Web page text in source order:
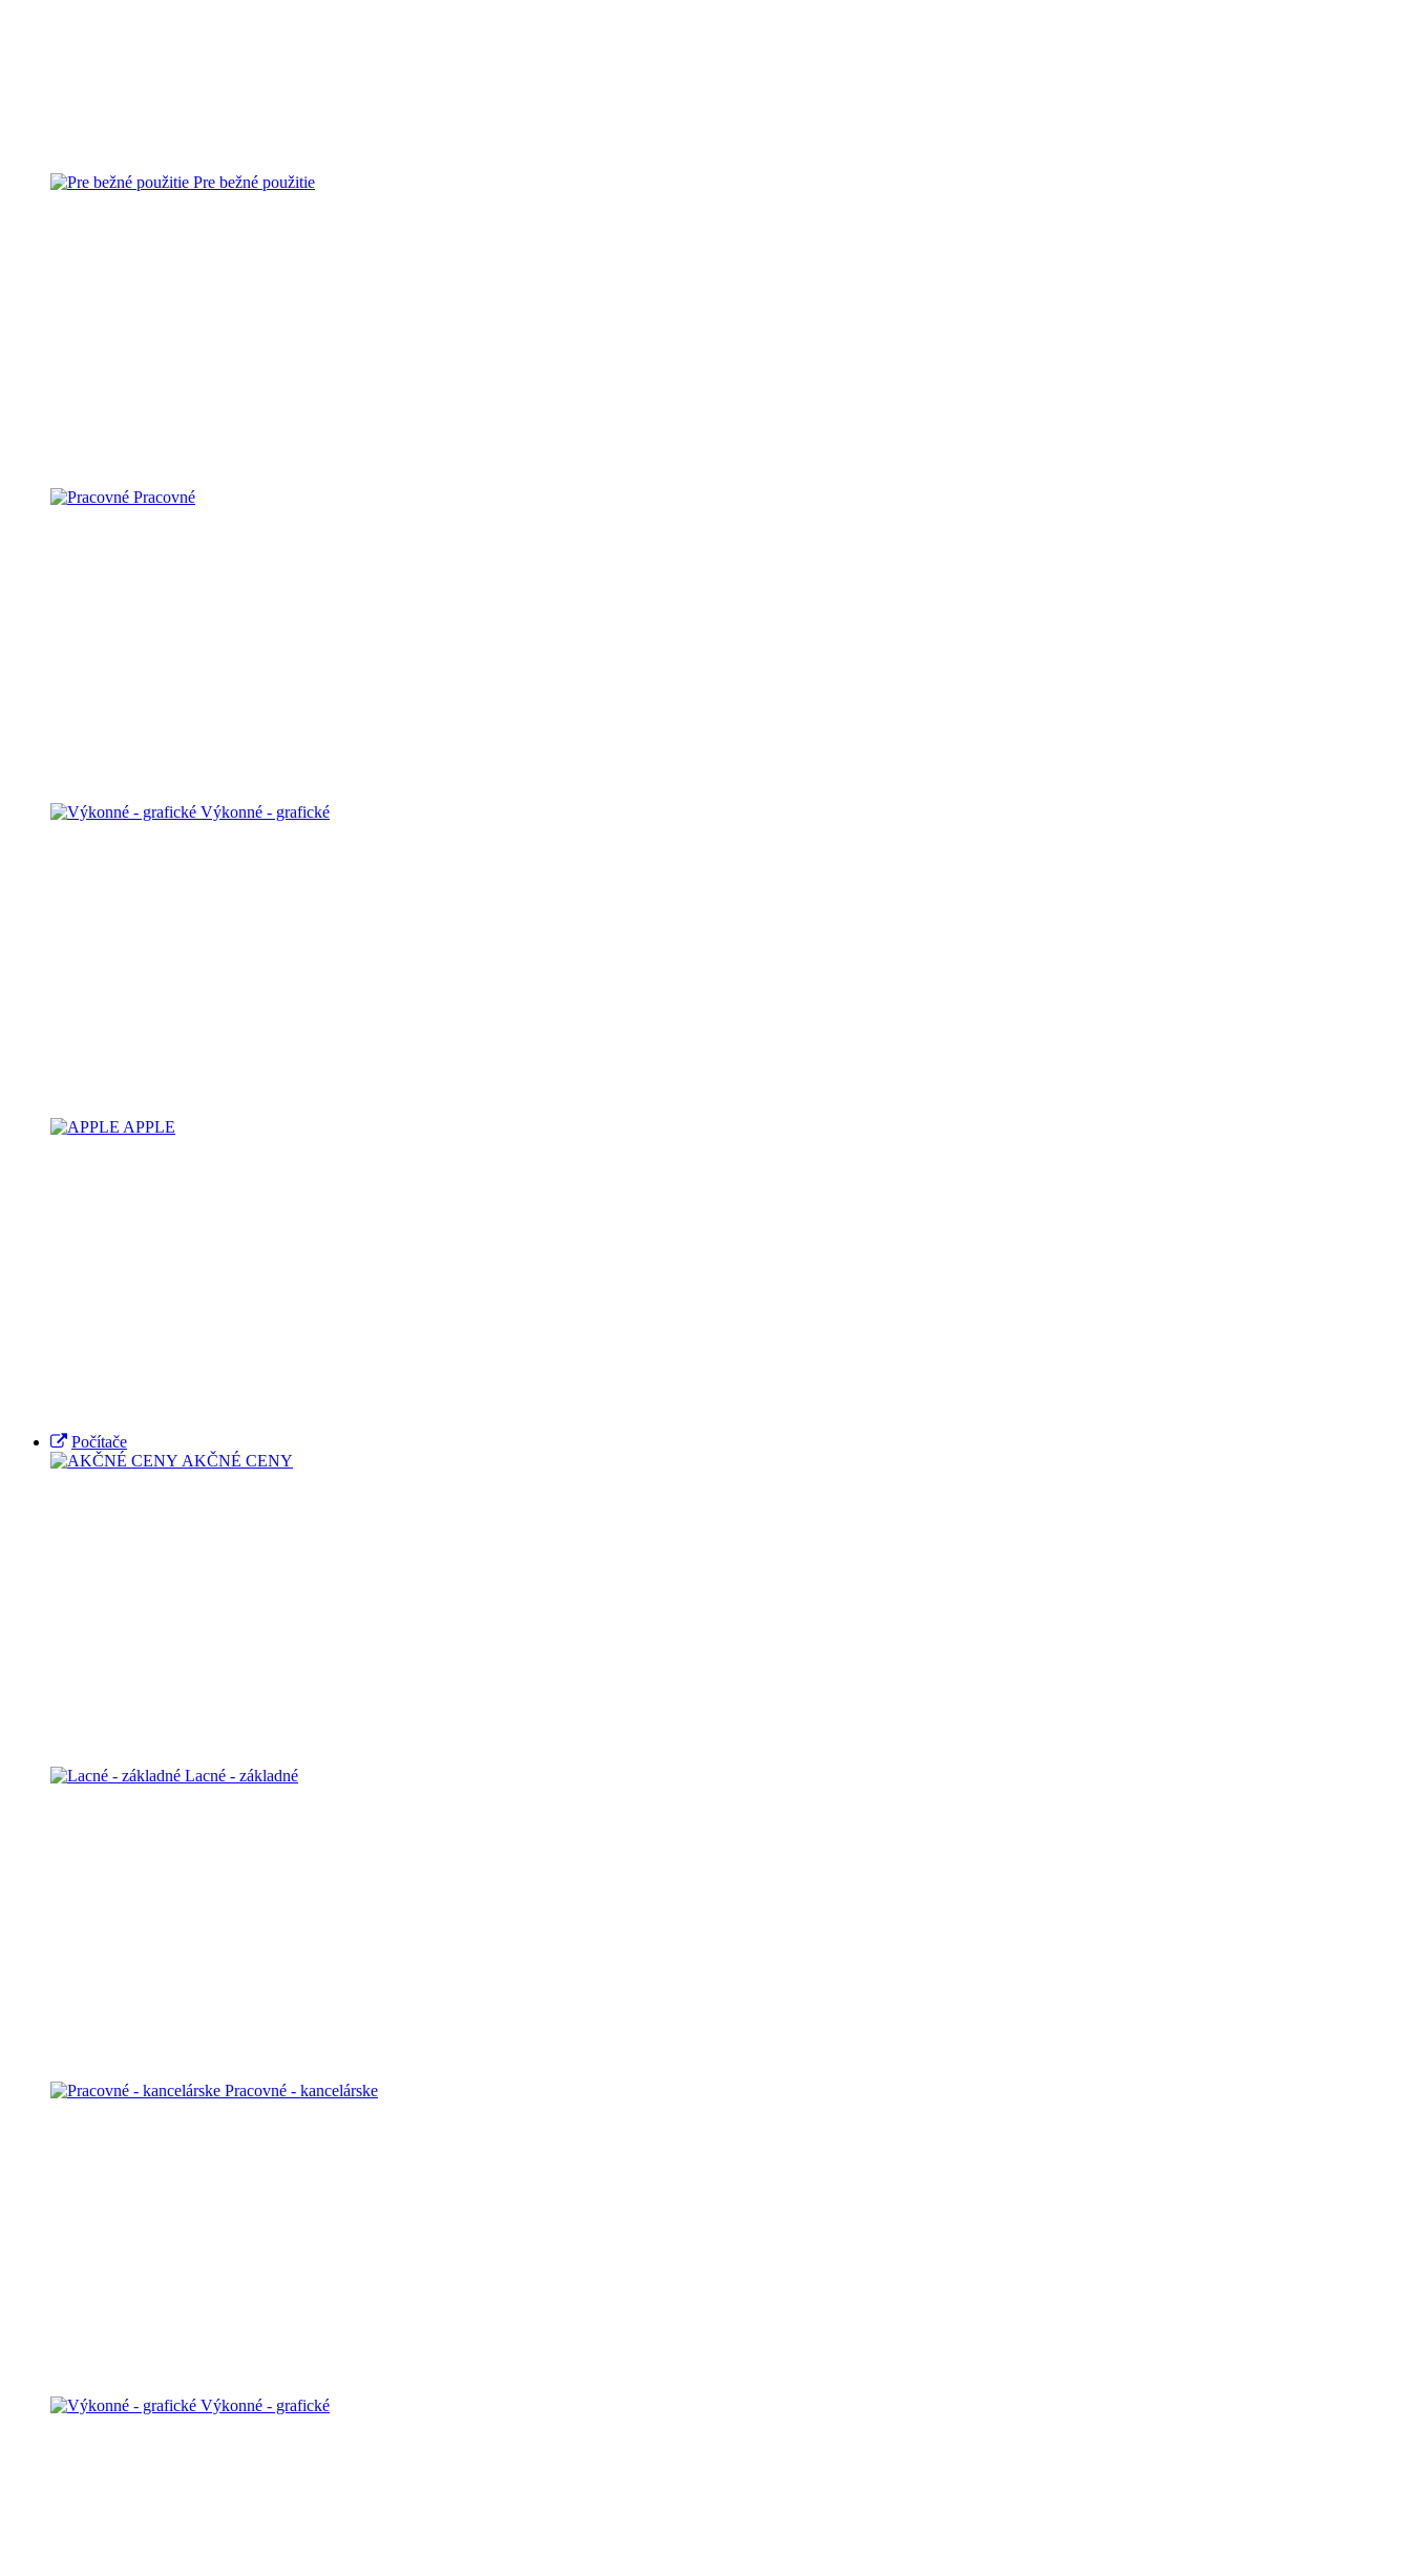
Pre bežné použitie
Pracovné
Výkonné - grafické
APPLE
Počítače
AKČNÉ CENY
Lacné - základné
Pracovné - kancelárske
Výkonné - grafické